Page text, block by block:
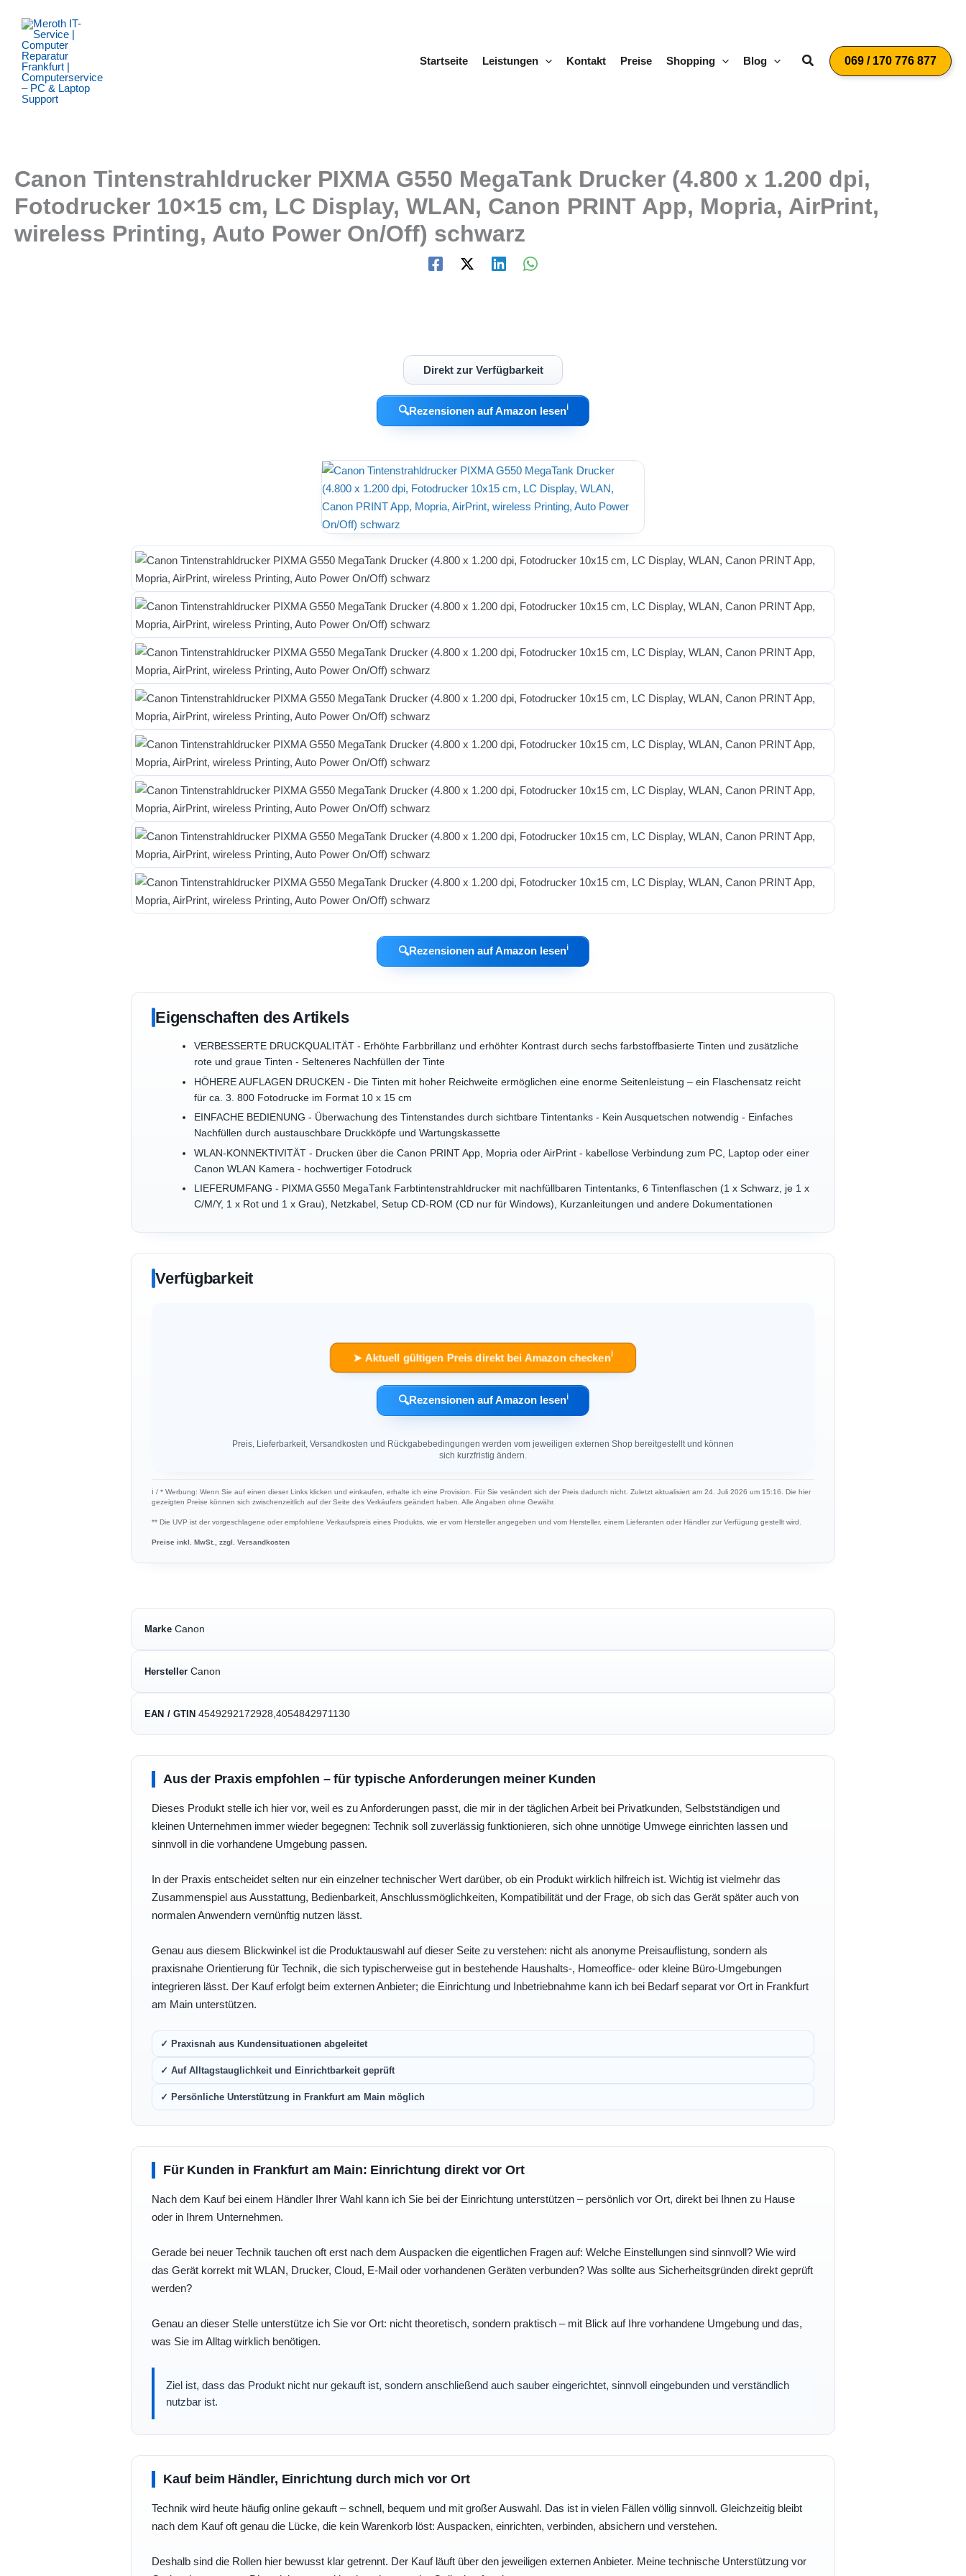
Inhalt
springen
Startseite
Leistungen Kontakt Preise Shopping Blog Suchen069 / 170 776 877
Canon Tintenstrahldrucker PIXMA G550 MegaTank Drucker (4.800 x 1.200 dpi,
Fotodrucker 10×15 cm, LC Display, WLAN, Canon PRINT App, Mopria, AirPrint,
wireless Printing, Auto Power On/Off) schwarz
Direkt zur Verfügbarkeit
🔍Rezensionen auf Amazon lesenℹ︎
🔍Rezensionen auf Amazon lesenℹ︎
Eigenschaften des Artikels
VERBESSERTE DRUCKQUALITÄT - Erhöhte Farbbrillanz und erhöhter Kontrast durch sechs farbstoffbasierte Tinten und zusätzliche
rote und graue Tinten - Selteneres Nachfüllen der Tinte
HÖHERE AUFLAGEN DRUCKEN - Die Tinten mit hoher Reichweite ermöglichen eine enorme Seitenleistung – ein Flaschensatz reicht
für ca. 3. 800 Fotodrucke im Format 10 x 15 cm
EINFACHE BEDIENUNG - Überwachung des Tintenstandes durch sichtbare Tintentanks - Kein Ausquetschen notwendig - Einfaches
Nachfüllen durch austauschbare Druckköpfe und Wartungskassette
WLAN-KONNEKTIVITÄT - Drucken über die Canon PRINT App, Mopria oder AirPrint - kabellose Verbindung zum PC, Laptop oder einer
Canon WLAN Kamera - hochwertiger Fotodruck
LIEFERUMFANG - PIXMA G550 MegaTank Farbtintenstrahldrucker mit nachfüllbaren Tintentanks, 6 Tintenflaschen (1 x Schwarz, je 1 x
C/M/Y, 1 x Rot und 1 x Grau), Netzkabel, Setup CD-ROM (CD nur für Windows), Kurzanleitungen und andere Dokumentationen
Verfügbarkeit
➤ Aktuell gültigen Preis direkt bei Amazon checkenℹ︎
🔍Rezensionen auf Amazon lesenℹ︎
Preis, Lieferbarkeit, Versandkosten und Rückgabebedingungen werden vom jeweiligen externen Shop bereitgestellt und können
sich kurzfristig ändern.
ℹ︎ / * Werbung: Wenn Sie auf einen dieser Links klicken und einkaufen, erhalte ich eine Provision. Für Sie verändert sich der Preis dadurch nicht. Zuletzt aktualisiert am 24. Juli 2026 um 15:16. Die hier
gezeigten Preise können sich zwischenzeitlich auf der Seite des Verkäufers geändert haben. Alle Angaben ohne Gewähr.
** Die UVP ist der vorgeschlagene oder empfohlene Verkaufspreis eines Produkts, wie er vom Hersteller angegeben und vom Hersteller, einem Lieferanten oder Händler zur Verfügung gestellt wird.
Preise inkl. MwSt., zzgl. Versandkosten
Marke Canon
Hersteller Canon
EAN / GTIN 4549292172928,4054842971130
Aus der Praxis empfohlen – für typische Anforderungen meiner Kunden
Dieses Produkt stelle ich hier vor, weil es zu Anforderungen passt, die mir in der täglichen Arbeit bei Privatkunden, Selbstständigen und
kleinen Unternehmen immer wieder begegnen: Technik soll zuverlässig funktionieren, sich ohne unnötige Umwege einrichten lassen und
sinnvoll in die vorhandene Umgebung passen.
In der Praxis entscheidet selten nur ein einzelner technischer Wert darüber, ob ein Produkt wirklich hilfreich ist. Wichtig ist vielmehr das
Zusammenspiel aus Ausstattung, Bedienbarkeit, Anschlussmöglichkeiten, Kompatibilität und der Frage, ob sich das Gerät später auch von
normalen Anwendern vernünftig nutzen lässt.
Genau aus diesem Blickwinkel ist die Produktauswahl auf dieser Seite zu verstehen: nicht als anonyme Preisauflistung, sondern als
praxisnahe Orientierung für Technik, die sich typischerweise gut in bestehende Haushalts-, Homeoffice- oder kleine Büro-Umgebungen
integrieren lässt. Der Kauf erfolgt beim externen Anbieter; die Einrichtung und Inbetriebnahme kann ich bei Bedarf separat vor Ort in Frankfurt
am Main unterstützen.
✓ Praxisnah aus Kundensituationen abgeleitet
✓ Auf Alltagstauglichkeit und Einrichtbarkeit geprüft
✓ Persönliche Unterstützung in Frankfurt am Main möglich
Für Kunden in Frankfurt am Main: Einrichtung direkt vor Ort
Nach dem Kauf bei einem Händler Ihrer Wahl kann ich Sie bei der Einrichtung unterstützen – persönlich vor Ort, direkt bei Ihnen zu Hause
oder in Ihrem Unternehmen.
Gerade bei neuer Technik tauchen oft erst nach dem Auspacken die eigentlichen Fragen auf: Welche Einstellungen sind sinnvoll? Wie wird
das Gerät korrekt mit WLAN, Drucker, Cloud, E-Mail oder vorhandenen Geräten verbunden? Was sollte aus Sicherheitsgründen direkt geprüft
werden?
Genau an dieser Stelle unterstütze ich Sie vor Ort: nicht theoretisch, sondern praktisch – mit Blick auf Ihre vorhandene Umgebung und das,
was Sie im Alltag wirklich benötigen.
Ziel ist, dass das Produkt nicht nur gekauft ist, sondern anschließend auch sauber eingerichtet, sinnvoll eingebunden und verständlich
nutzbar ist.
Kauf beim Händler, Einrichtung durch mich vor Ort
Technik wird heute häufig online gekauft – schnell, bequem und mit großer Auswahl. Das ist in vielen Fällen völlig sinnvoll. Gleichzeitig bleibt
nach dem Kauf oft genau die Lücke, die kein Warenkorb löst: Auspacken, einrichten, verbinden, absichern und verstehen.
Deshalb sind die Rollen hier bewusst klar getrennt. Der Kauf läuft über den jeweiligen externen Anbieter. Meine technische Unterstützung vor